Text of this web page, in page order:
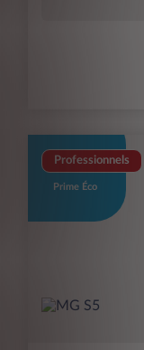
Professionnels
Prime Éco